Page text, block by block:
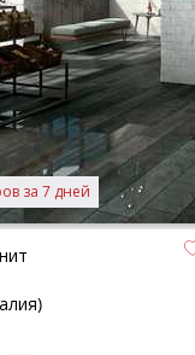
за 7 дней